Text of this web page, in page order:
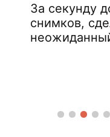
За секунду
снимков,